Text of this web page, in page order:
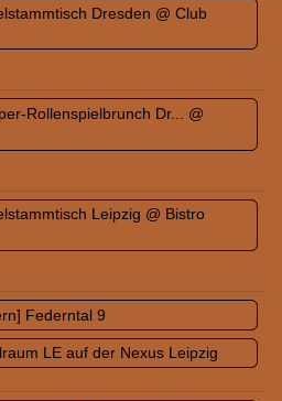
Dresden @ Club
Rollenspielbrunch Dr... @
Leipzig @ Bistro
Federntal 9
LE auf der Nexus Leipzig